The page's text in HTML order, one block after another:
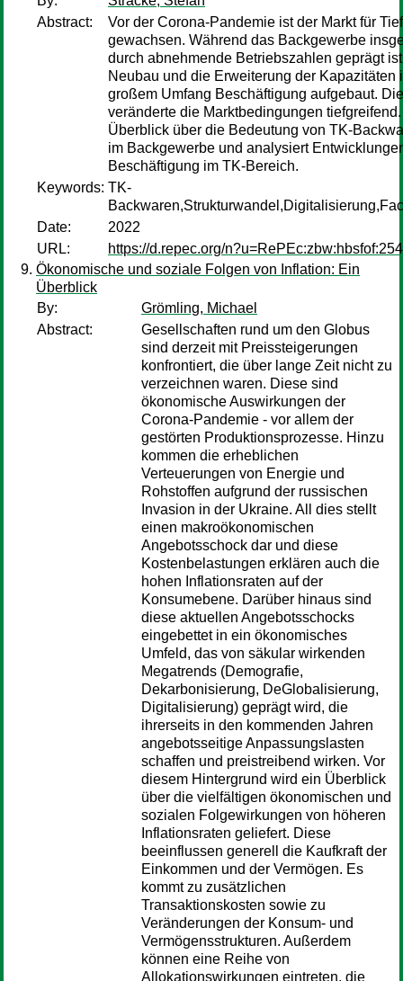
Abstract:
Vor der Corona-Pandemie ist der Markt für
gewachsen. Während das Backgewerbe
durch abnehmende Betriebszahlen geprägt
Neubau und die Erweiterung der Kapazitäten
großem Umfang Beschäftigung aufgebaut.
veränderte die Marktbedingungen
Überblick über die Bedeutung von TK-
im Backgewerbe und analysiert
Beschäftigung im TK-Bereich.
Keywords: TK-
Date:
2022
URL:
https://d.repec.org/n?u=RePEc:zbw:hbsfof:254
Ökonomische und soziale Folgen von Inflation: Ein
Überblick
By:
Grömling, Michael
Abstract:
Gesellschaften rund um den Globus
sind derzeit mit Preissteigerungen
konfrontiert, die über lange Zeit nicht zu
verzeichnen waren. Diese sind
ökonomische Auswirkungen der
Corona-Pandemie - vor allem der
gestörten Produktionsprozesse. Hinzu
kommen die erheblichen
Verteuerungen von Energie und
Rohstoffen aufgrund der russischen
Invasion in der Ukraine. All dies stellt
einen makroökonomischen
Angebotsschock dar und diese
Kostenbelastungen erklären auch die
hohen Inflationsraten auf der
Konsumebene. Darüber hinaus sind
diese aktuellen Angebotsschocks
eingebettet in ein ökonomisches
Umfeld, das von säkular wirkenden
Megatrends (Demografie,
Dekarbonisierung, DeGlobalisierung,
Digitalisierung) geprägt wird, die
ihrerseits in den kommenden Jahren
angebotsseitige Anpassungslasten
schaffen und preistreibend wirken. Vor
diesem Hintergrund wird ein Überblick
über die vielfältigen ökonomischen und
sozialen Folgewirkungen von höheren
Inflationsraten geliefert. Diese
beeinflussen generell die Kaufkraft der
Einkommen und der Vermögen. Es
kommt zu zusätzlichen
Transaktionskosten sowie zu
Veränderungen der Konsum- und
Vermögensstrukturen. Außerdem
können eine Reihe von
Allokationswirkungen eintreten, die